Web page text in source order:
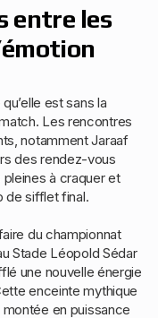
entre les
est sans la
Les rencontres
notamment Jaraaf
des rendez-vous
à craquer et
de sifflet final.
du championnat
Stade Léopold Sédar
une nouvelle énergie
enceinte mythique
en puissance